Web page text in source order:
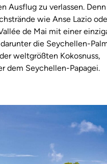
Ausflug zu verlassen.
wie Anse Lazio
de Mai mit einer
darunter die Seychellen-
weltgrößten Kokosnuss,
dem Seychellen-Papagei.